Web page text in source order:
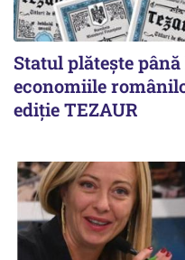
Statul plătește până
economiile
ediție TEZAUR